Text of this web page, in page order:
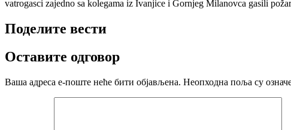
vatrogasci zajedno sa kolegama iz Ivanjice i Gornjeg Milanovca gasili
Поделите вести
Оставите одговор
Ваша адреса е-поште неће бити објављена. Неопходна поља су